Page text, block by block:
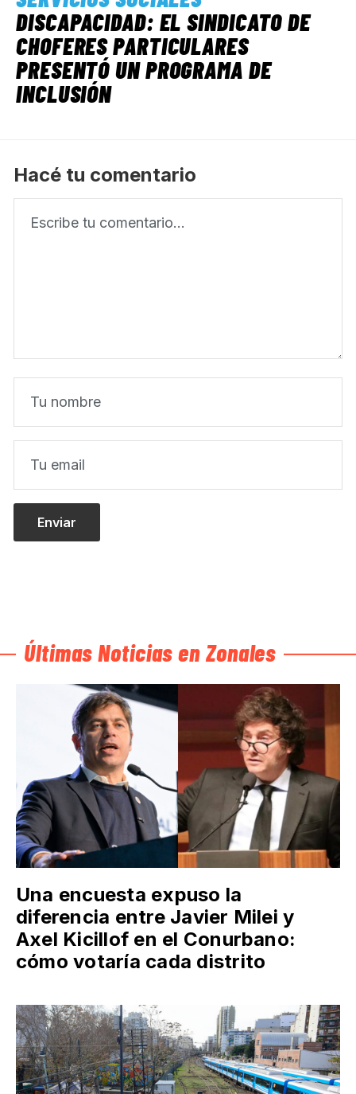
DISCAPACIDAD: EL SINDICATO DE
CHOFERES PARTICULARES
PRESENTÓ UN PROGRAMA DE
INCLUSIÓN
Hacé tu comentario
Últimas Noticias en Zonales
Una encuesta expuso la
diferencia entre Javier Milei y
Axel Kicillof en el Conurbano:
cómo votaría cada distrito